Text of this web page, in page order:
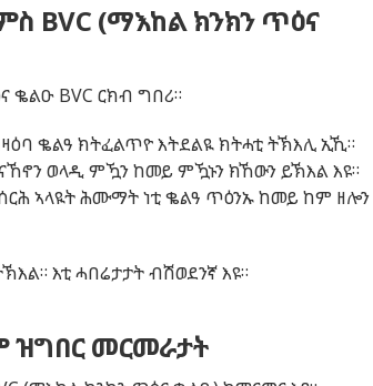
BVC (ማእከል ክንክን ጥዕና
BVC ርክብ ግበሪ።
ቈልዓ ክትፈልጥዮ እትደልዪ ክትሓቲ ትኽእሊ ኢኺ።
ወላዲ ምዃን ከመይ ምዃኑን ክኸውን ይኽእል እዩ።
ኣላዪት ሕሙማት ነቲ ቈልዓ ጥዕንኡ ከመይ ከም ዘሎን
እቲ ሓበሬታታት ብሽወደንኛ እዩ።
መርመራታት